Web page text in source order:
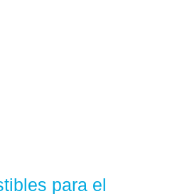
para el